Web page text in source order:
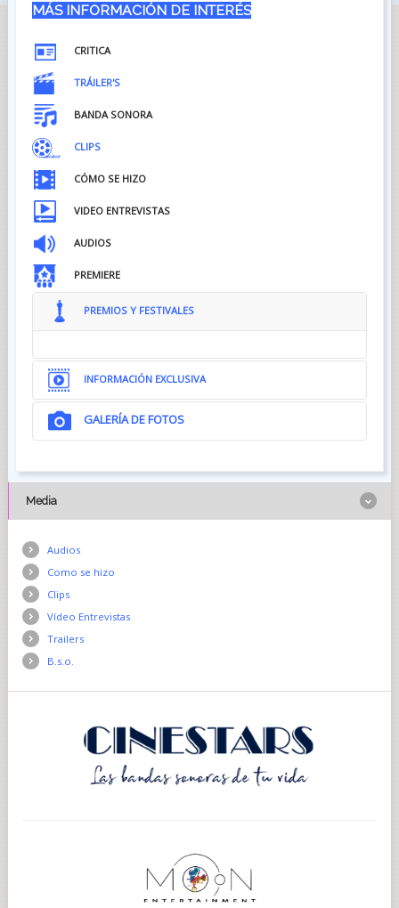
MÁS INFORMACIÓN DE INTERÉS
CRITICA
TRÁILER'S
BANDA SONORA
CLIPS
CÓMO SE HIZO
VIDEO ENTREVISTAS
AUDIOS
PREMIERE
PREMIOS Y FESTIVALES
INFORMACIÓN EXCLUSIVA
GALERÍA DE FOTOS
Media
Audios
Como se hizo
Clips
Vídeo Entrevistas
Trailers
B.s.o.